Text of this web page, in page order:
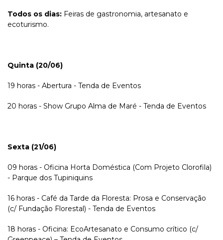
Todos os dias: Feiras de gastronomia, artesanato e
ecoturismo.
Quinta (20/06)
19 horas - Abertura - Tenda de Eventos
20 horas - Show Grupo Alma de Maré - Tenda de Eventos
Sexta (21/06)
09 horas - Oficina Horta Doméstica (Com Projeto Clorofila)
- Parque dos Tupiniquins
16 horas - Café da Tarde da Floresta: Prosa e Conservação
(c/ Fundação Florestal) - Tenda de Eventos
18 horas - Oficina: EcoArtesanato e Consumo crítico (c/